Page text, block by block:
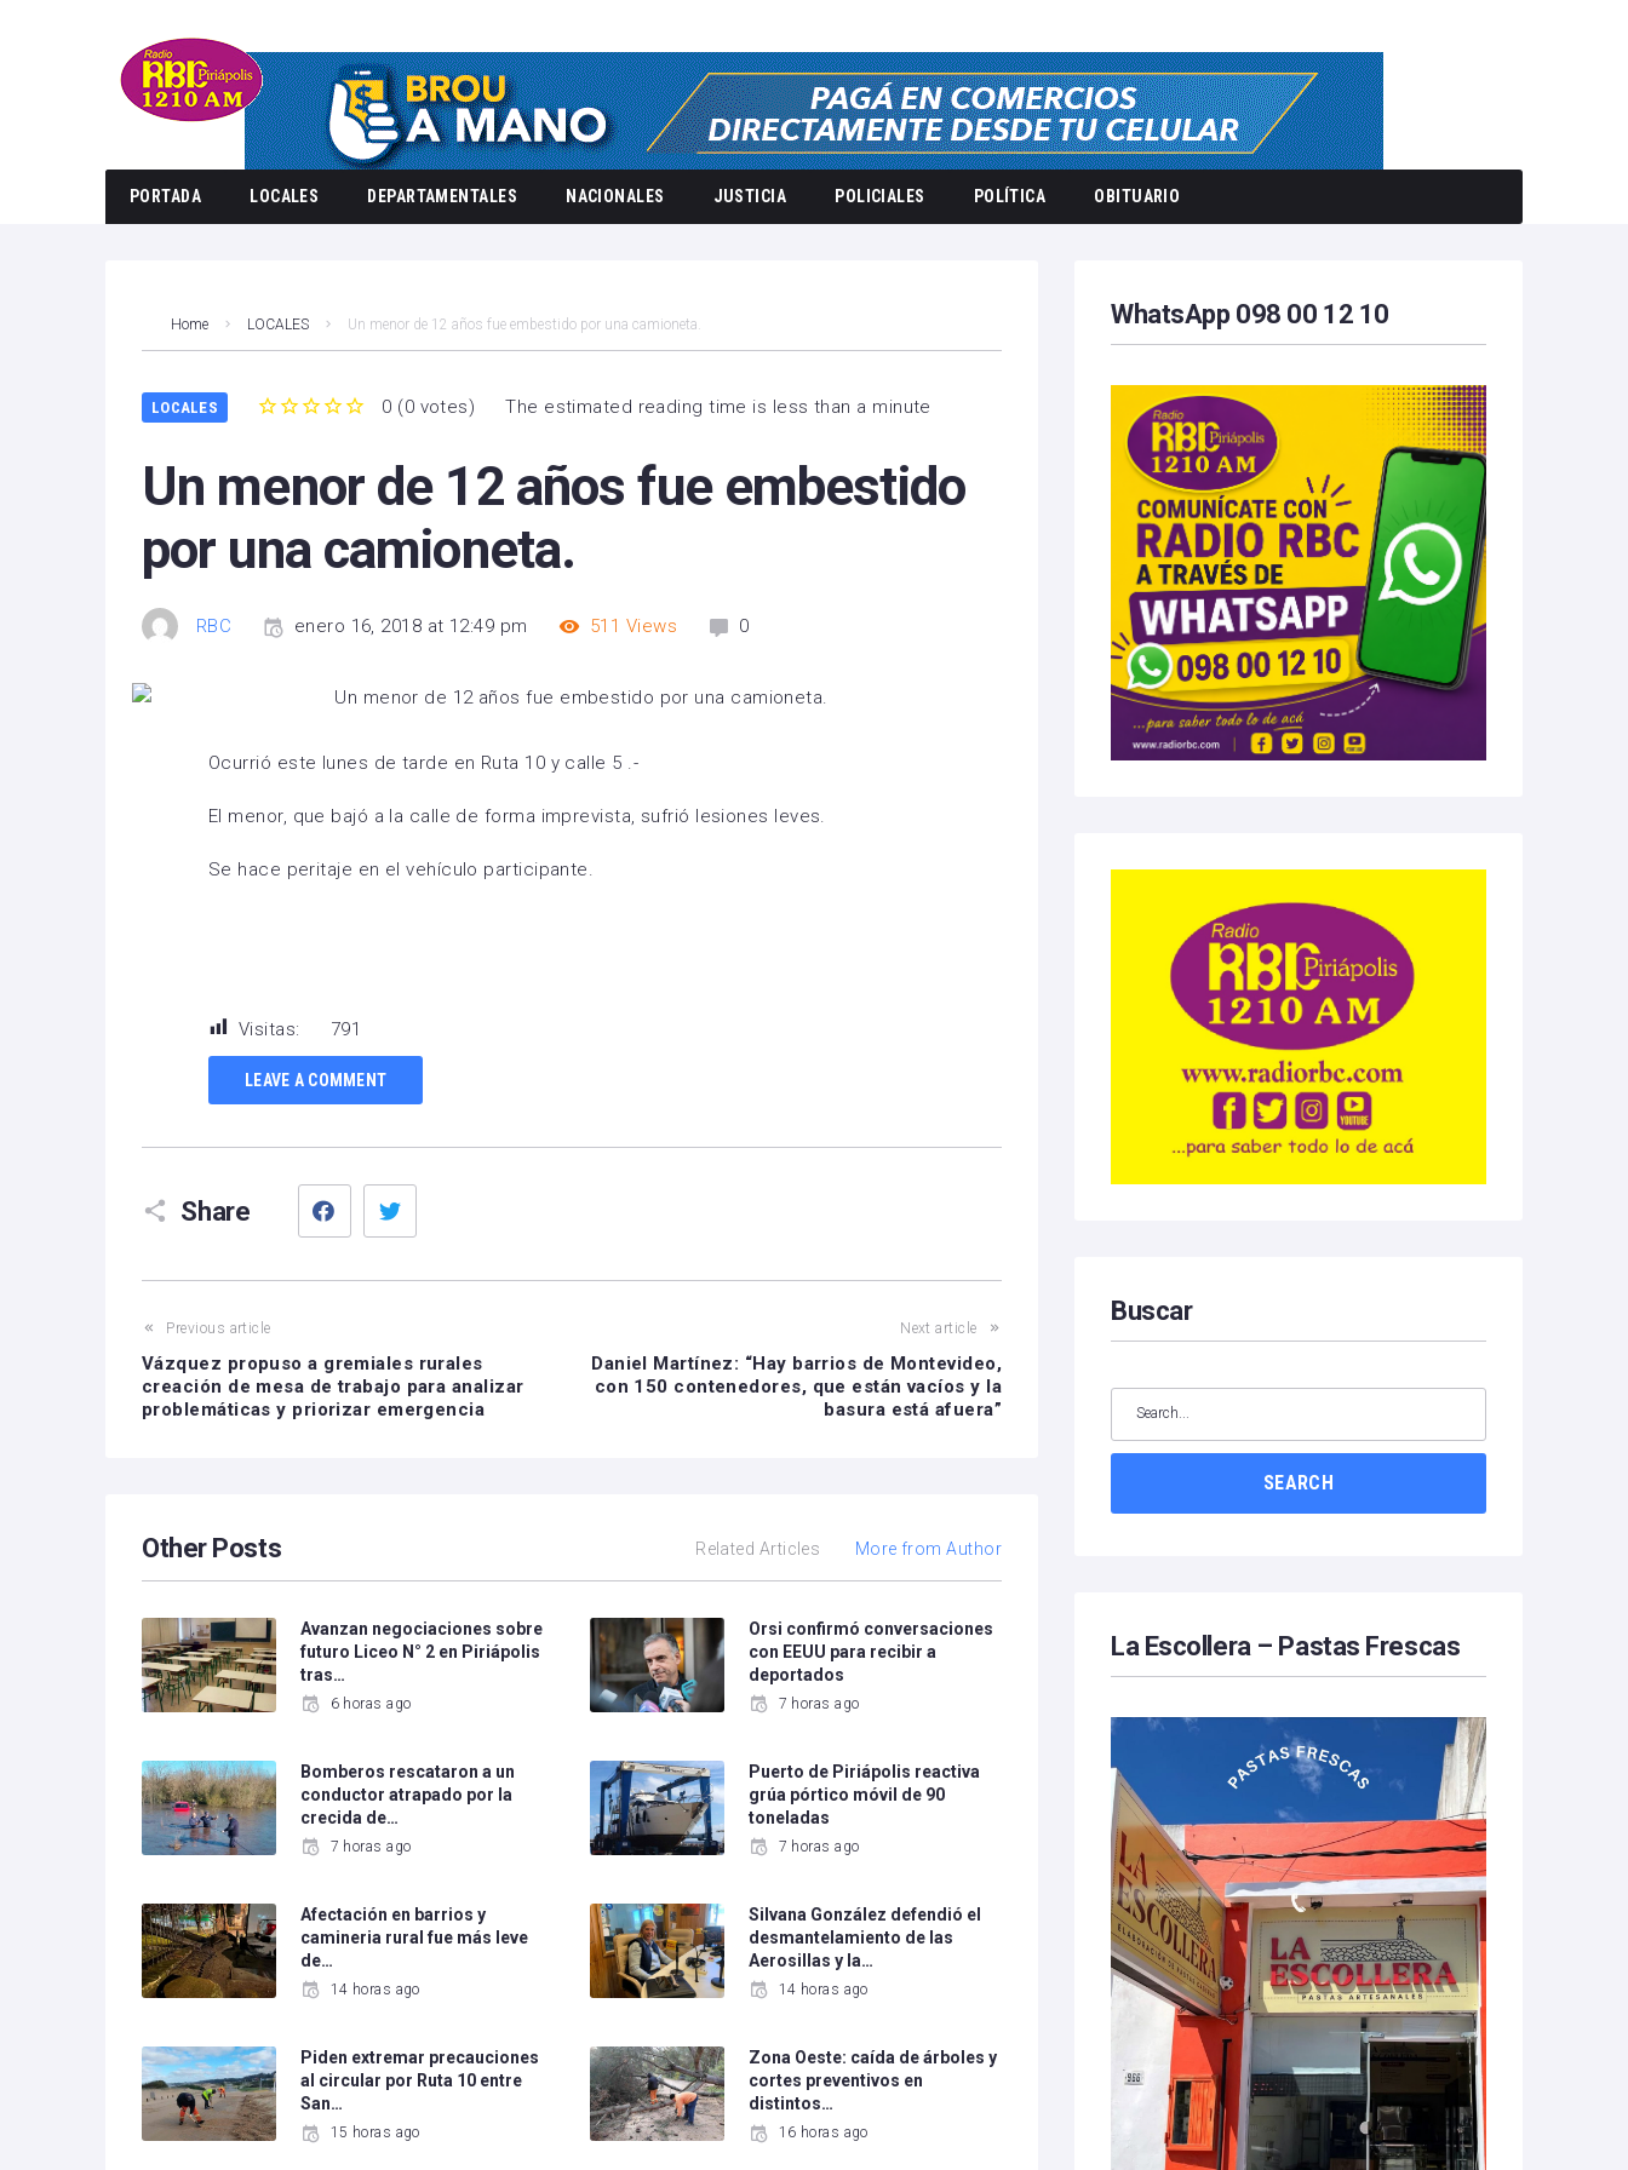
PORTADA LOCALES DEPARTAMENTALES NACIONALES JUSTICIA POLICIALES POLÍTICA OBITUARIO
Home LOCALES Un menor de 12 años fue embestido por una camioneta.
LOCALES 0 (0 votes) The estimated reading time is less than a minute
Un menor de 12 años fue embestido
por una camioneta.
RBC enero 16, 2018 at 12:49 pm 511 Views 0
Ocurrió este lunes de tarde en Ruta 10 y calle 5 .-
El menor, que bajó a la calle de forma imprevista, sufrió lesiones leves.
Se hace peritaje en el vehículo participante.
Visitas: 791
LEAVE A COMMENT
Share
Facebook
Previous article
Vázquez propuso a gremiales rurales
creación de mesa de trabajo para analizar
problemáticas y priorizar emergencia
Next article
Daniel Martínez: “Hay barrios de Montevideo,
con 150 contenedores, que están vacíos y la
basura está afuera”
Other Posts Related Articles More from Author
Avanzan negociaciones sobre
futuro Liceo N° 2 en Piriápolis
tras…
6 horas ago
Orsi confirmó conversaciones
con EEUU para recibir a
deportados
7 horas ago
Bomberos rescataron a un
conductor atrapado por la
crecida de…
7 horas ago
Puerto de Piriápolis reactiva
grúa pórtico móvil de 90
toneladas
7 horas ago
Afectación en barrios y
camineria rural fue más leve
de…
14 horas ago
Silvana González defendió el
desmantelamiento de las
Aerosillas y la…
14 horas ago
Piden extremar precauciones
al circular por Ruta 10 entre
San…
15 horas ago
Zona Oeste: caída de árboles y
cortes preventivos en
distintos…
16 horas ago
WhatsApp 098 00 12 10
Buscar
SEARCH
La Escollera – Pastas Frescas